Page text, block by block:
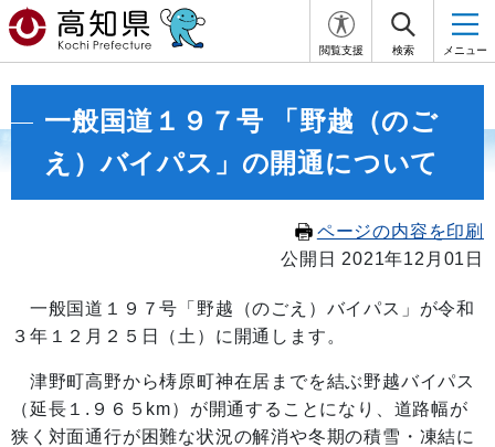
閲覧支援 検索 メニュー
一般国道１９７号 「野越（のご
え）バイパス」の開通について
ページの内容を印刷
公開日 2021年12月01日
一般国道１９７号「野越（のごえ）バイパス」が令和
３年１２月２５日（土）に開通します。
津野町高野から梼原町神在居までを結ぶ野越バイパス
（延長１.９６５km）が開通することになり、道路幅が
狭く対面通行が困難な状況の解消や冬期の積雪・凍結に